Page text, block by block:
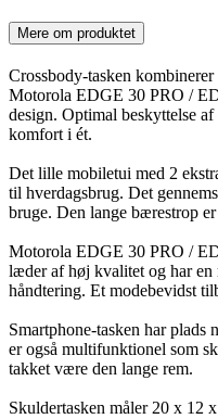
Mere om produktet
Crossbody-tasken
Motorola EDGE 30 PRO /
design. Optimal beskyttelse
komfort i ét.
Det lille mobiletui med 2
til hverdagsbrug. Det
bruge. Den lange bærestrop
Motorola EDGE 30 PRO /
læder af høj kvalitet og har
håndtering. Et modebevidst
Smartphone-tasken har plads
er også multifunktionel som
takket være den lange rem.
Skuldertasken måler 20 x 12